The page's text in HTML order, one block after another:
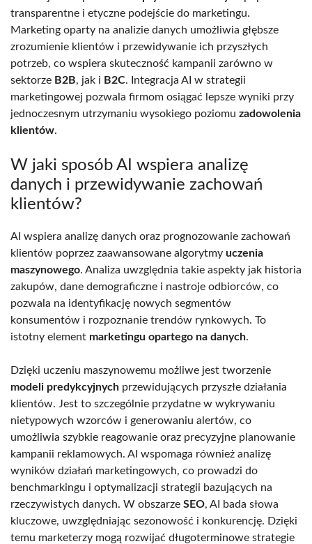
transparentne i etyczne podejście do marketingu.
Marketing oparty na analizie danych umożliwia głębsze
zrozumienie klientów i przewidywanie ich przyszłych
potrzeb, co wspiera skuteczność kampanii zarówno w
sektorze B2B, jak i B2C. Integracja AI w strategii
marketingowej pozwala firmom osiągać lepsze wyniki przy
jednoczesnym utrzymaniu wysokiego poziomu zadowolenia
klientów.
W jaki sposób AI wspiera analizę
danych i przewidywanie zachowań
klientów?
AI wspiera analizę danych oraz prognozowanie zachowań
klientów poprzez zaawansowane algorytmy uczenia
maszynowego. Analiza uwzględnia takie aspekty jak historia
zakupów, dane demograficzne i nastroje odbiorców, co
pozwala na identyfikację nowych segmentów
konsumentów i rozpoznanie trendów rynkowych. To
istotny element marketingu opartego na danych.
Dzięki uczeniu maszynowemu możliwe jest tworzenie
modeli predykcyjnych przewidujących przyszłe działania
klientów. Jest to szczególnie przydatne w wykrywaniu
nietypowych wzorców i generowaniu alertów, co
umożliwia szybkie reagowanie oraz precyzyjne planowanie
kampanii reklamowych. AI wspomaga również analizę
wyników działań marketingowych, co prowadzi do
benchmarkingu i optymalizacji strategii bazujących na
rzeczywistych danych. W obszarze SEO, AI bada słowa
kluczowe, uwzględniając sezonowość i konkurencję. Dzięki
temu marketerzy mogą rozwijać długoterminowe strategie